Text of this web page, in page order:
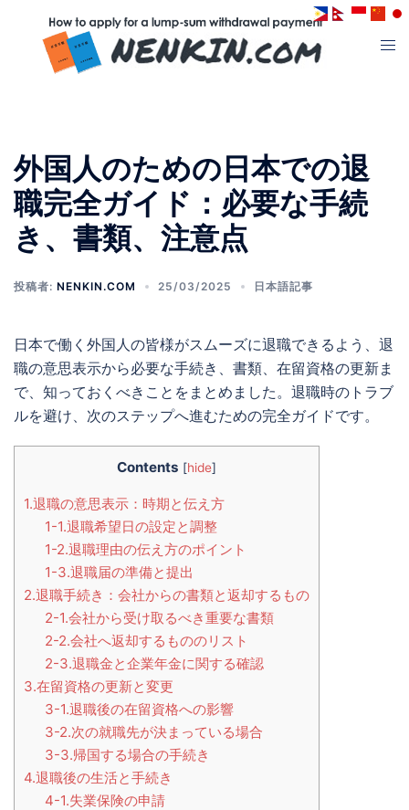
ト
外国人のための日本での退
職完全ガイド：必要な手続
き、書類、注意点
投稿者: NENKIN.COM 25/03/2025 日本語記事
日本で働く外国人の皆様がスムーズに退職できるよう、退
職の意思表示から必要な手続き、書類、在留資格の更新ま
で、知っておくべきことをまとめました。退職時のトラブ
ルを避け、次のステップへ進むための完全ガイドです。
Contents [hide]
1.退職の意思表示：時期と伝え方
1-1.退職希望日の設定と調整
1-2.退職理由の伝え方のポイント
1-3.退職届の準備と提出
2.退職手続き：会社からの書類と返却するもの
2-1.会社から受け取るべき重要な書類
2-2.会社へ返却するもののリスト
2-3.退職金と企業年金に関する確認
3.在留資格の更新と変更
3-1.退職後の在留資格への影響
3-2.次の就職先が決まっている場合
3-3.帰国する場合の手続き
4.退職後の生活と手続き
4-1.失業保険の申請